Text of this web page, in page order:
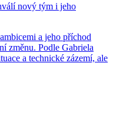
nový tým i jeho
a jeho příchod
změnu. Podle Gabriela
a technické zázemí, ale